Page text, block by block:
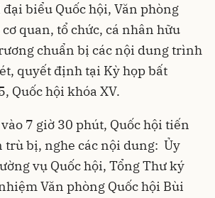
đại biểu Quốc hội, Văn phòng
cơ quan, tổ chức, cá nhân hữu
chuẩn bị các nội dung trình
quyết định tại Kỳ họp bất
Quốc hội khóa XV.
7 giờ 30 phút, Quốc hội tiến
trù bị, nghe các nội dung: Ủy
vụ Quốc hội, Tổng Thư ký
Văn phòng Quốc hội Bùi